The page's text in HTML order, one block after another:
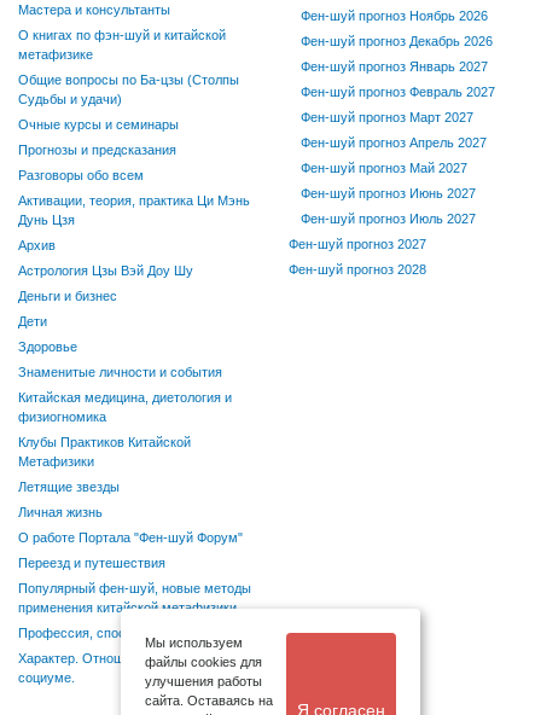
Мастера и консультанты
О книгах по фэн-шуй и китайской
метафизике
Общие вопросы по Ба-цзы (Столпы
Судьбы и удачи)
Очные курсы и семинары
Прогнозы и предсказания
Разговоры обо всем
Активации, теория, практика Ци Мэнь
Дунь Цзя
Архив
Астрология Цзы Вэй Доу Шу
Деньги и бизнес
Дети
Здоровье
Знаменитые личности и события
Китайская медицина, диетология и
физиогномика
Клубы Практиков Китайской
Метафизики
Летящие звезды
Личная жизнь
О работе Портала "Фен-шуй Форум"
Переезд и путешествия
Популярный фен-шуй, новые методы
применения китайской метафизики
Профессия, способности, хобби
Характер. Отношения в семье и
социуме.
Фен-шуй прогноз Ноябрь 2026
Фен-шуй прогноз Декабрь 2026
Фен-шуй прогноз Январь 2027
Фен-шуй прогноз Февраль 2027
Фен-шуй прогноз Март 2027
Фен-шуй прогноз Апрель 2027
Фен-шуй прогноз Май 2027
Фен-шуй прогноз Июнь 2027
Фен-шуй прогноз Июль 2027
Фен-шуй прогноз 2027
Фен-шуй прогноз 2028
Мы используем
файлы cookies для
улучшения работы
сайта. Оставаясь на
Я согласен